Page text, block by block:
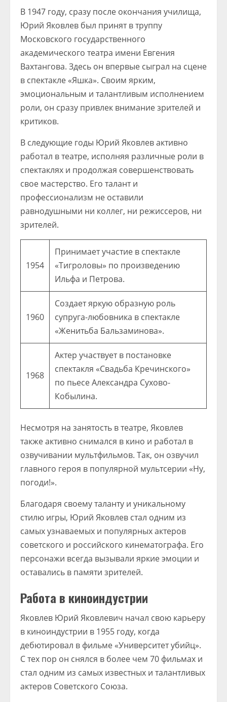
В 1947 году, сразу после окончания училища,
Юрий Яковлев был принят в труппу
Московского государственного
академического театра имени Евгения
Вахтангова. Здесь он впервые сыграл на сцене
в спектакле «Яшка». Своим ярким,
эмоциональным и талантливым исполнением
роли, он сразу привлек внимание зрителей и
критиков.
В следующие годы Юрий Яковлев активно
работал в театре, исполняя различные роли в
спектаклях и продолжая совершенствовать
свое мастерство. Его талант и
профессионализм не оставили
равнодушными ни коллег, ни режиссеров, ни
зрителей.
1954
Принимает участие в спектакле
«Тигроловы» по произведению
Ильфа и Петрова.
1960
Создает яркую образную роль
супруга-любовника в спектакле
«Женитьба Бальзаминова».
1968
Актер участвует в постановке
спектакля «Свадьба Кречинского»
по пьесе Александра Сухово-
Кобылина.
Несмотря на занятость в театре, Яковлев
также активно снимался в кино и работал в
озвучивании мультфильмов. Так, он озвучил
главного героя в популярной мультсерии «Ну,
погоди!».
Благодаря своему таланту и уникальному
стилю игры, Юрий Яковлев стал одним из
самых узнаваемых и популярных актеров
советского и российского кинематографа. Его
персонажи всегда вызывали яркие эмоции и
оставались в памяти зрителей.
Работа в киноиндустрии
Яковлев Юрий Яковлевич начал свою карьеру
в киноиндустрии в 1955 году, когда
дебютировал в фильме «Университет убийц».
С тех пор он снялся в более чем 70 фильмах и
стал одним из самых известных и талантливых
актеров Советского Союза.